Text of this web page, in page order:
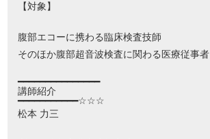
【対象】
腹部エコーに携わる臨床検査技師
そのほか腹部超音波検査に関わる医療従事者
━━━━━━━━━━━━━━━
講師紹介
━━━━━━━━━━━☆☆☆
松本 力三